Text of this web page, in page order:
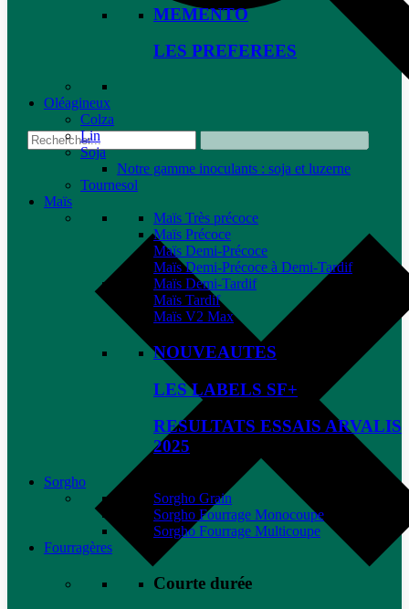
MEMENTO
LES PREFEREES
Oléagineux
Colza
Lin
Soja
Notre gamme inoculants : soja et luzerne
Tournesol
Maïs
Maïs Très précoce
Maïs Précoce
Maïs Demi-Précoce
Maïs Demi-Précoce à Demi-Tardif
Maïs Demi-Tardif
Maïs Tardif
Maïs V2 Max
NOUVEAUTES
LES LABELS SF+
RESULTATS ESSAIS ARVALIS
2025
Sorgho
Sorgho Grain
Sorgho Fourrage Monocoupe
Sorgho Fourrage Multicoupe
Fourragères
Courte durée